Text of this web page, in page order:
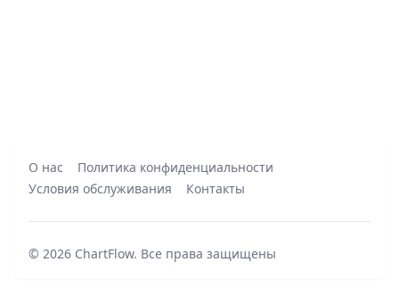
О нас
Политика конфиденциальности
Условия обслуживания
Контакты
© 2026 ChartFlow. Все права защищены